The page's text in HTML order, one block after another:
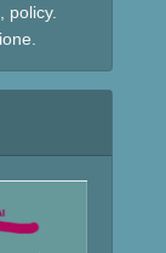
policy.